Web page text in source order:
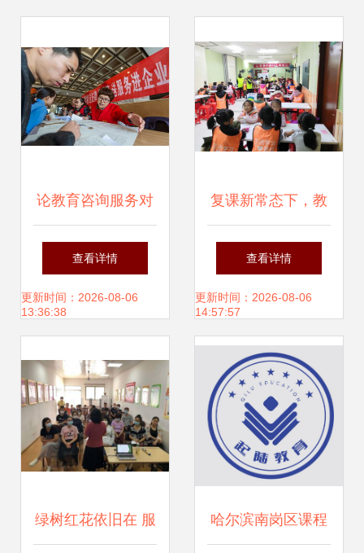
论教育咨询服务对
个体成长的催化作
用——基于忻之承
查看详情
更新时间：2026-08-06
13:36:38
复课新常态下，教
育机构产品服务调
整与教育咨询服务
升级策略
查看详情
更新时间：2026-08-06
14:57:57
绿树红花依旧在 服 哈尔滨南岗区课程